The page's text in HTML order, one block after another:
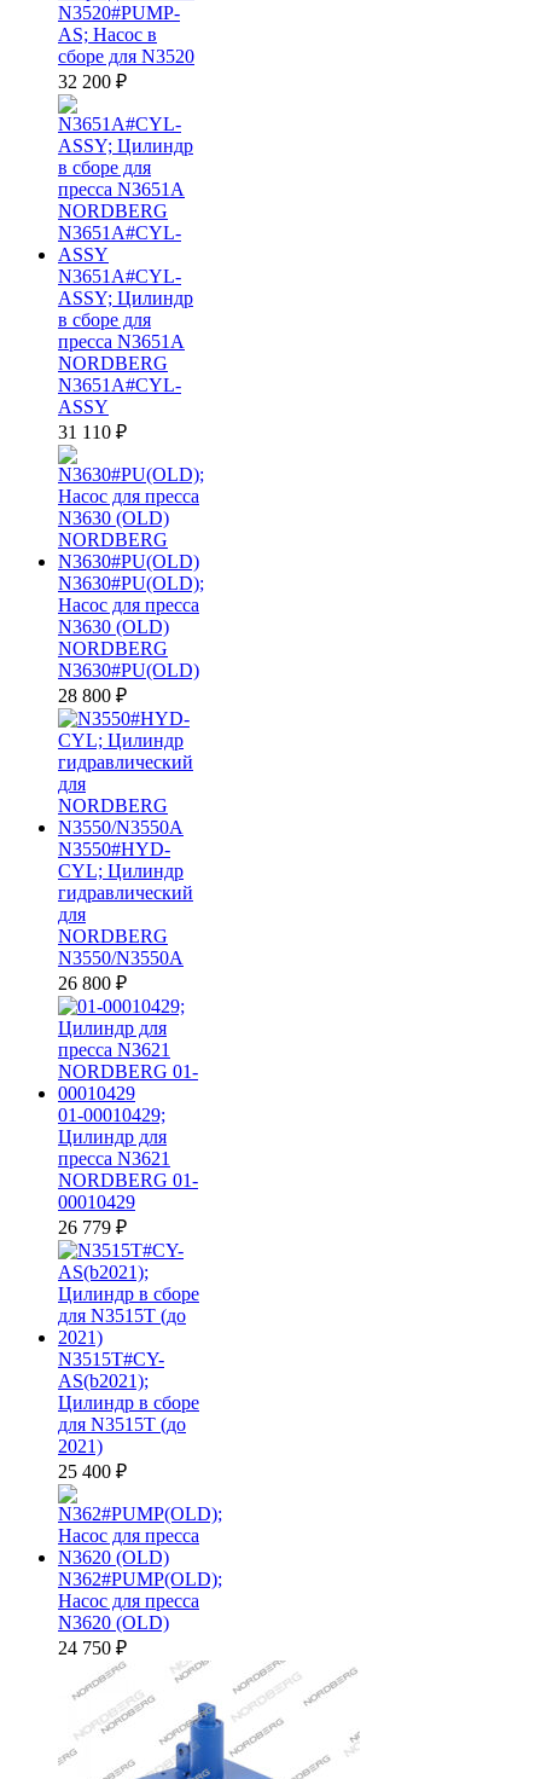
N3520#PUMP-
AS; Насос в
сборе для N3520
32 200 ₽
N3651A#CYL-
ASSY; Цилиндр
в сборе для
пресса N3651A
NORDBERG
N3651A#CYL-
ASSY
31 110 ₽
N3630#PU(OLD);
Насос для пресса
N3630 (OLD)
NORDBERG
N3630#PU(OLD)
28 800 ₽
N3550#HYD-
CYL; Цилиндр
гидравлический
для
NORDBERG
N3550/N3550A
26 800 ₽
01-00010429;
Цилиндр для
пресса N3621
NORDBERG 01-
00010429
26 779 ₽
N3515T#CY-
AS(b2021);
Цилиндр в сборе
для N3515T (до
2021)
25 400 ₽
N362#PUMP(OLD);
Насос для пресса
N3620 (OLD)
24 750 ₽